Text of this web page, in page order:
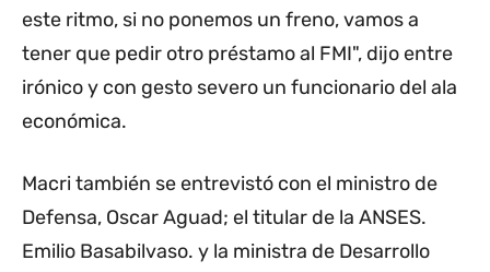
este ritmo, si no ponemos un freno, vamos a
tener que pedir otro préstamo al FMI", dijo entre
irónico y con gesto severo un funcionario del ala
económica.
Macri también se entrevistó con el ministro de
Defensa, Oscar Aguad; el titular de la ANSES.
Emilio Basabilvaso. y la ministra de Desarrollo